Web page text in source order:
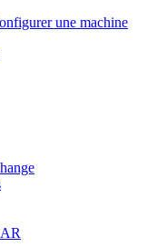
une machine